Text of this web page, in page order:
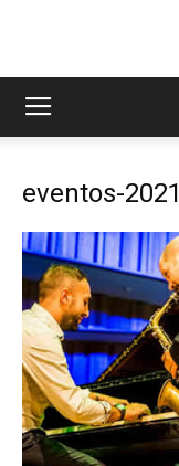
eventos-2021